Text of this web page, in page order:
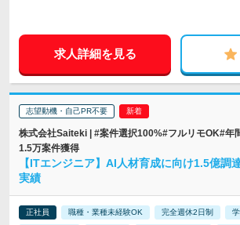
求人詳細を見る
志望動機・自己PR不要
株式会社Saiteki | #案件選択100%#フルリモOK#年
1.5万案件獲得
【ITエンジニア】AI人材育成に向け1.5億
実績
正社員 職種・業種未経験OK 完全週休2日制